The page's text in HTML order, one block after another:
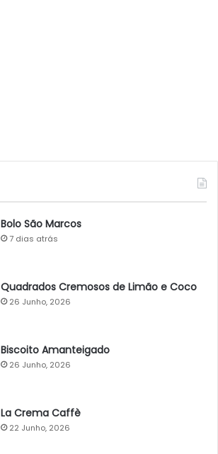
Bolo São Marcos
7 dias atrás
Quadrados Cremosos de Limão e Coco
26 Junho, 2026
Biscoito Amanteigado
26 Junho, 2026
La Crema Caffè
22 Junho, 2026